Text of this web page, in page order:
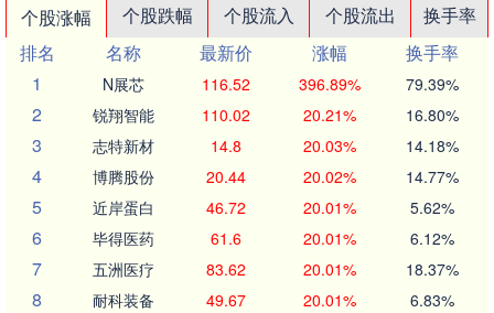
个股涨幅 个股跌幅 个股流入 个股流出
换手率
排名
名称 最新价 涨幅
换手率
1
N展芯 116.52 396.89% 79.39%
2 锐翔智能 110.02 20.21% 16.80%
3 志特新材 14.8 20.03% 14.18%
4 博腾股份 20.44 20.02% 14.77%
5 近岸蛋白 46.72 20.01% 5.62%
6 毕得医药 61.6 20.01% 6.12%
7 五洲医疗 83.62 20.01% 18.37%
8 耐科装备 49.67 20.01% 6.83%